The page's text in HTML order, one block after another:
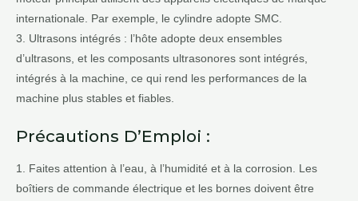
internationale. Par exemple, le cylindre adopte SMC.
3. Ultrasons intégrés : l’hôte adopte deux ensembles
d’ultrasons, et les composants ultrasonores sont intégrés,
intégrés à la machine, ce qui rend les performances de la
machine plus stables et fiables.
Précautions D’Emploi :
1. Faites attention à l’eau, à l’humidité et à la corrosion. Les
boîtiers de commande électrique et les bornes doivent être